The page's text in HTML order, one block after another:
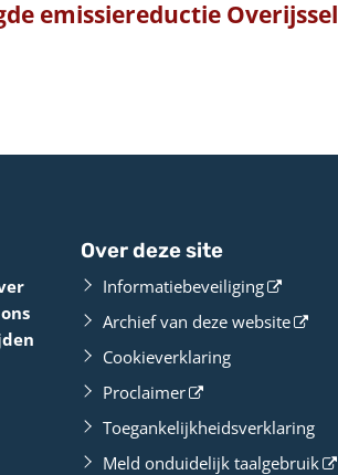
emissiereductie Overijssel
Over deze site
Informatiebeveiliging
Archief van deze website
Cookieverklaring
Proclaimer
Toegankelijkheidsverklaring
Meld onduidelijk taalgebruik